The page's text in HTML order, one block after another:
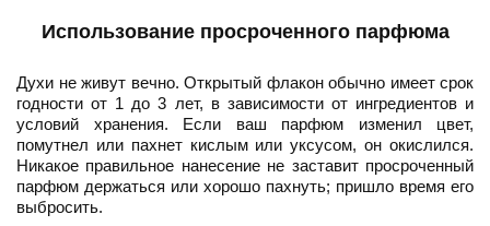
Использование просроченного парфюма
Духи не живут вечно. Открытый флакон обычно имеет срок
годности от 1 до 3 лет, в зависимости от ингредиентов и
условий хранения. Если ваш парфюм изменил цвет,
помутнел или пахнет кислым или уксусом, он окислился.
Никакое правильное нанесение не заставит просроченный
парфюм держаться или хорошо пахнуть; пришло время его
выбросить.